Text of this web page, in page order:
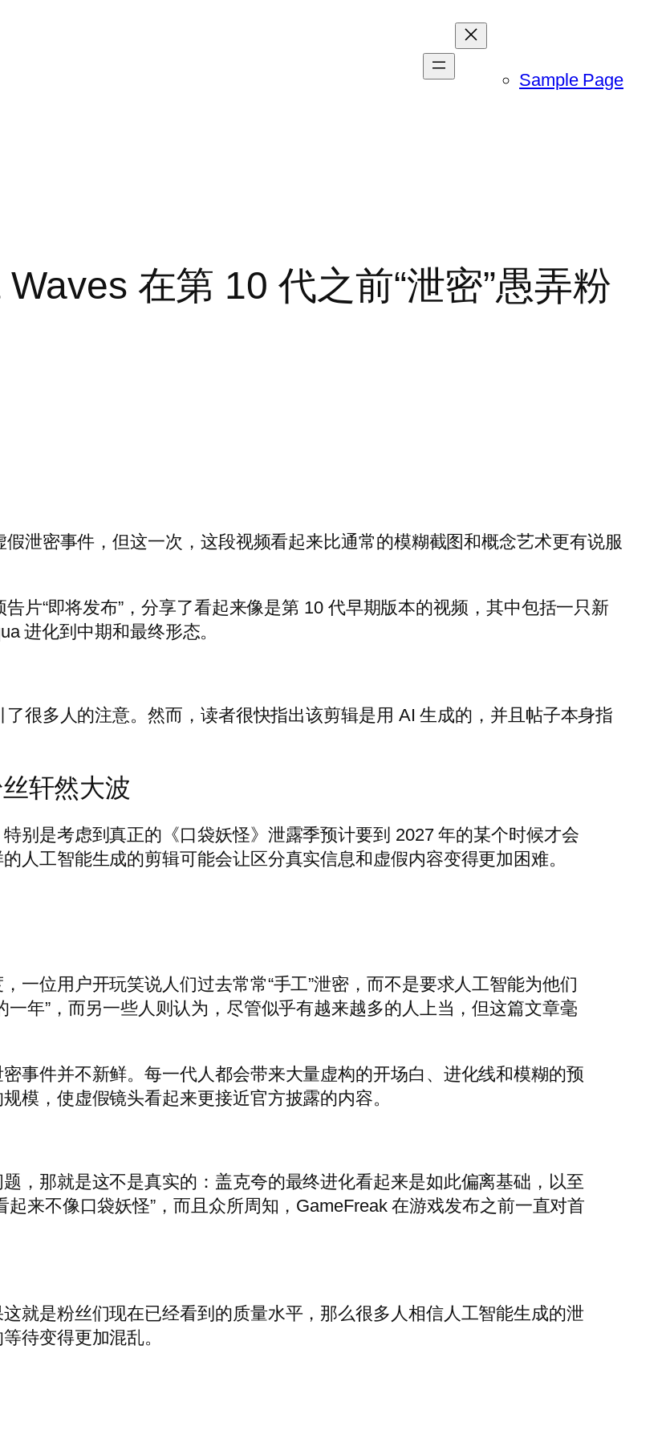
Sample Page
在第 10 代之前“泄密”愚弄粉
泄密事件，但这一次，这段视频看起来比通常的模糊截图和概念艺术更有说服
片“即将发布”，分享了看起来像是第 10 代早期版本的视频，其中包括一只新
进化到中期和最终形态。
很多人的注意。然而，读者很快指出该剪辑是用 AI 生成的，并且帖子本身指
轩然大波
别是考虑到真正的《口袋妖怪》泄露季预计要到 2027 年的某个时候才会
人工智能生成的剪辑可能会让区分真实信息和虚假内容变得更加困难。
一位用户开玩笑说人们过去常常“手工”泄密，而不是要求人工智能为他们
年”，而另一些人则认为，尽管似乎有越来越多的人上当，但这篇文章毫
事件并不新鲜。每一代人都会带来大量虚构的开场白、进化线和模糊的预
模，使虚假镜头看起来更接近官方披露的内容。
，那就是这不是真实的：盖克夸的最终进化看起来是如此偏离基础，以至
来不像口袋妖怪”，而且众所周知，GameFreak 在游戏发布之前一直对首
就是粉丝们现在已经看到的质量水平，那么很多人相信人工智能生成的泄
待变得更加混乱。